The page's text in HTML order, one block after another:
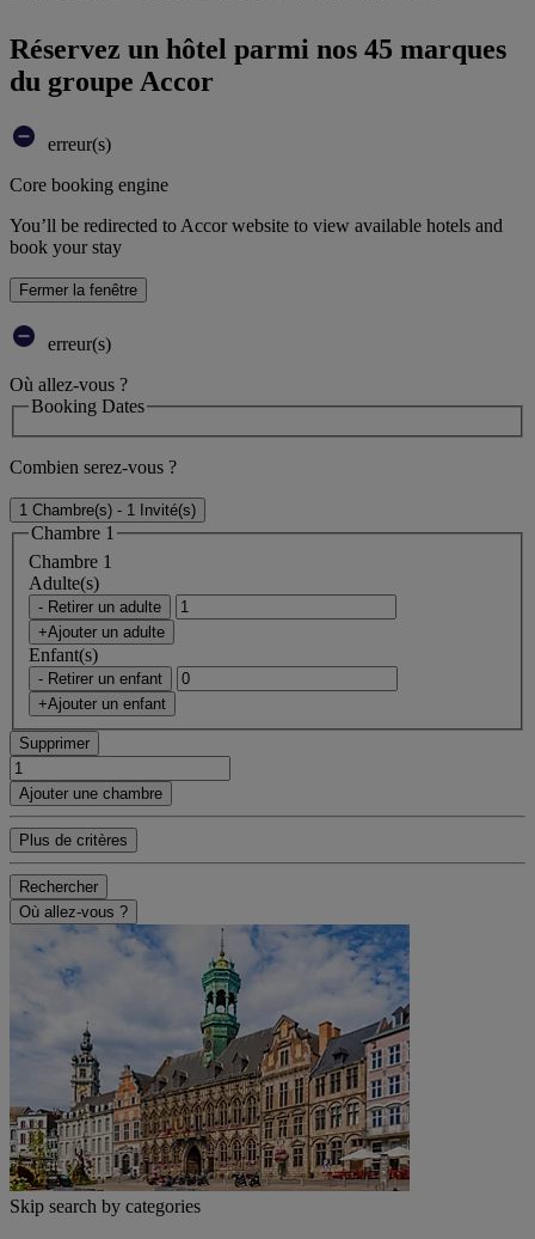
Réservez un hôtel parmi nos 45 marques
du groupe Accor
erreur(s)
Core booking engine
You’ll be redirected to Accor website to view available hotels and
book your stay
Fermer la fenêtre
erreur(s)
Où allez-vous ?
Booking Dates
Combien serez-vous ?
1 Chambre(s) - 1 Invité(s)
Chambre 1
Chambre 1
Adulte(s)
- Retirer un adulte
+Ajouter un adulte
Enfant(s)
- Retirer un enfant
+Ajouter un enfant
Supprimer
Ajouter une chambre
Plus de critères
Rechercher
Où allez-vous ?
Skip search by categories